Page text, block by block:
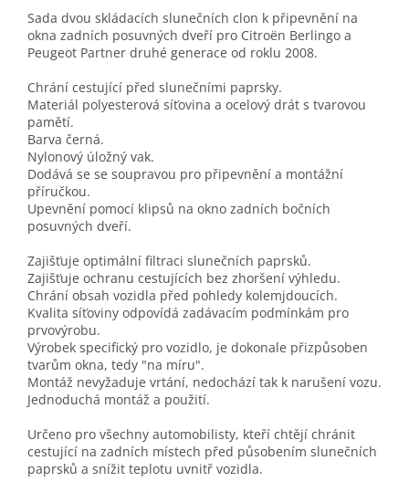
Sada dvou skládacích slunečních clon k připevnění na
okna zadních posuvných dveří pro Citroën Berlingo a
Peugeot Partner druhé generace od roklu 2008.
Chrání cestující před slunečními paprsky.
Materiál polyesterová síťovina a ocelový drát s tvarovou
pamětí.
Barva černá.
Nylonový úložný vak.
Dodává se se soupravou pro připevnění a montážní
příručkou.
Upevnění pomocí klipsů na okno zadních bočních
posuvných dveří.
Zajišťuje optimální filtraci slunečních paprsků.
Zajišťuje ochranu cestujících bez zhoršení výhledu.
Chrání obsah vozidla před pohledy kolemjdoucích.
Kvalita síťoviny odpovídá zadávacím podmínkám pro
prvovýrobu.
Výrobek specifický pro vozidlo, je dokonale přizpůsoben
tvarům okna, tedy "na míru".
Montáž nevyžaduje vrtání, nedochází tak k narušení vozu.
Jednoduchá montáž a použití.
Určeno pro všechny automobilisty, kteří chtějí chránit
cestující na zadních místech před působením slunečních
paprsků a snížit teplotu uvnitř vozidla.